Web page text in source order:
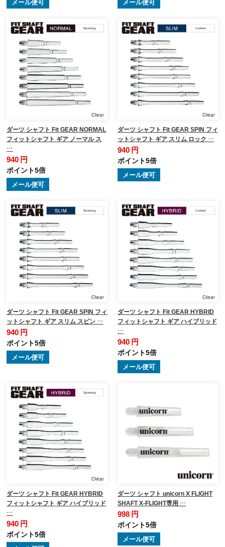
メール便可 メール便可
ダーツ シャフト Fit GEAR NORMAL
フィットシャフト ギア ノーマル ス
…
940 円
ポイント5倍
メール便可
ダーツ シャフト Fit GEAR SPIN フィ
ットシャフト ギア スリム ロック …
940 円
ポイント5倍
メール便可
ダーツ シャフト Fit GEAR SPIN フィ
ットシャフト ギア スリム スピン …
940 円
ポイント5倍
メール便可
ダーツ シャフト Fit GEAR HYBRID
フィットシャフト ギア ハイブリッド
…
940 円
ポイント5倍
メール便可
ダーツ シャフト Fit GEAR HYBRID
フィットシャフト ギア ハイブリッド
…
940 円
ポイント5倍
ダーツ シャフト unicorn X FLIGHT
SHAFT X-FLIGHT専用 …
998 円
ポイント5倍
メール便可